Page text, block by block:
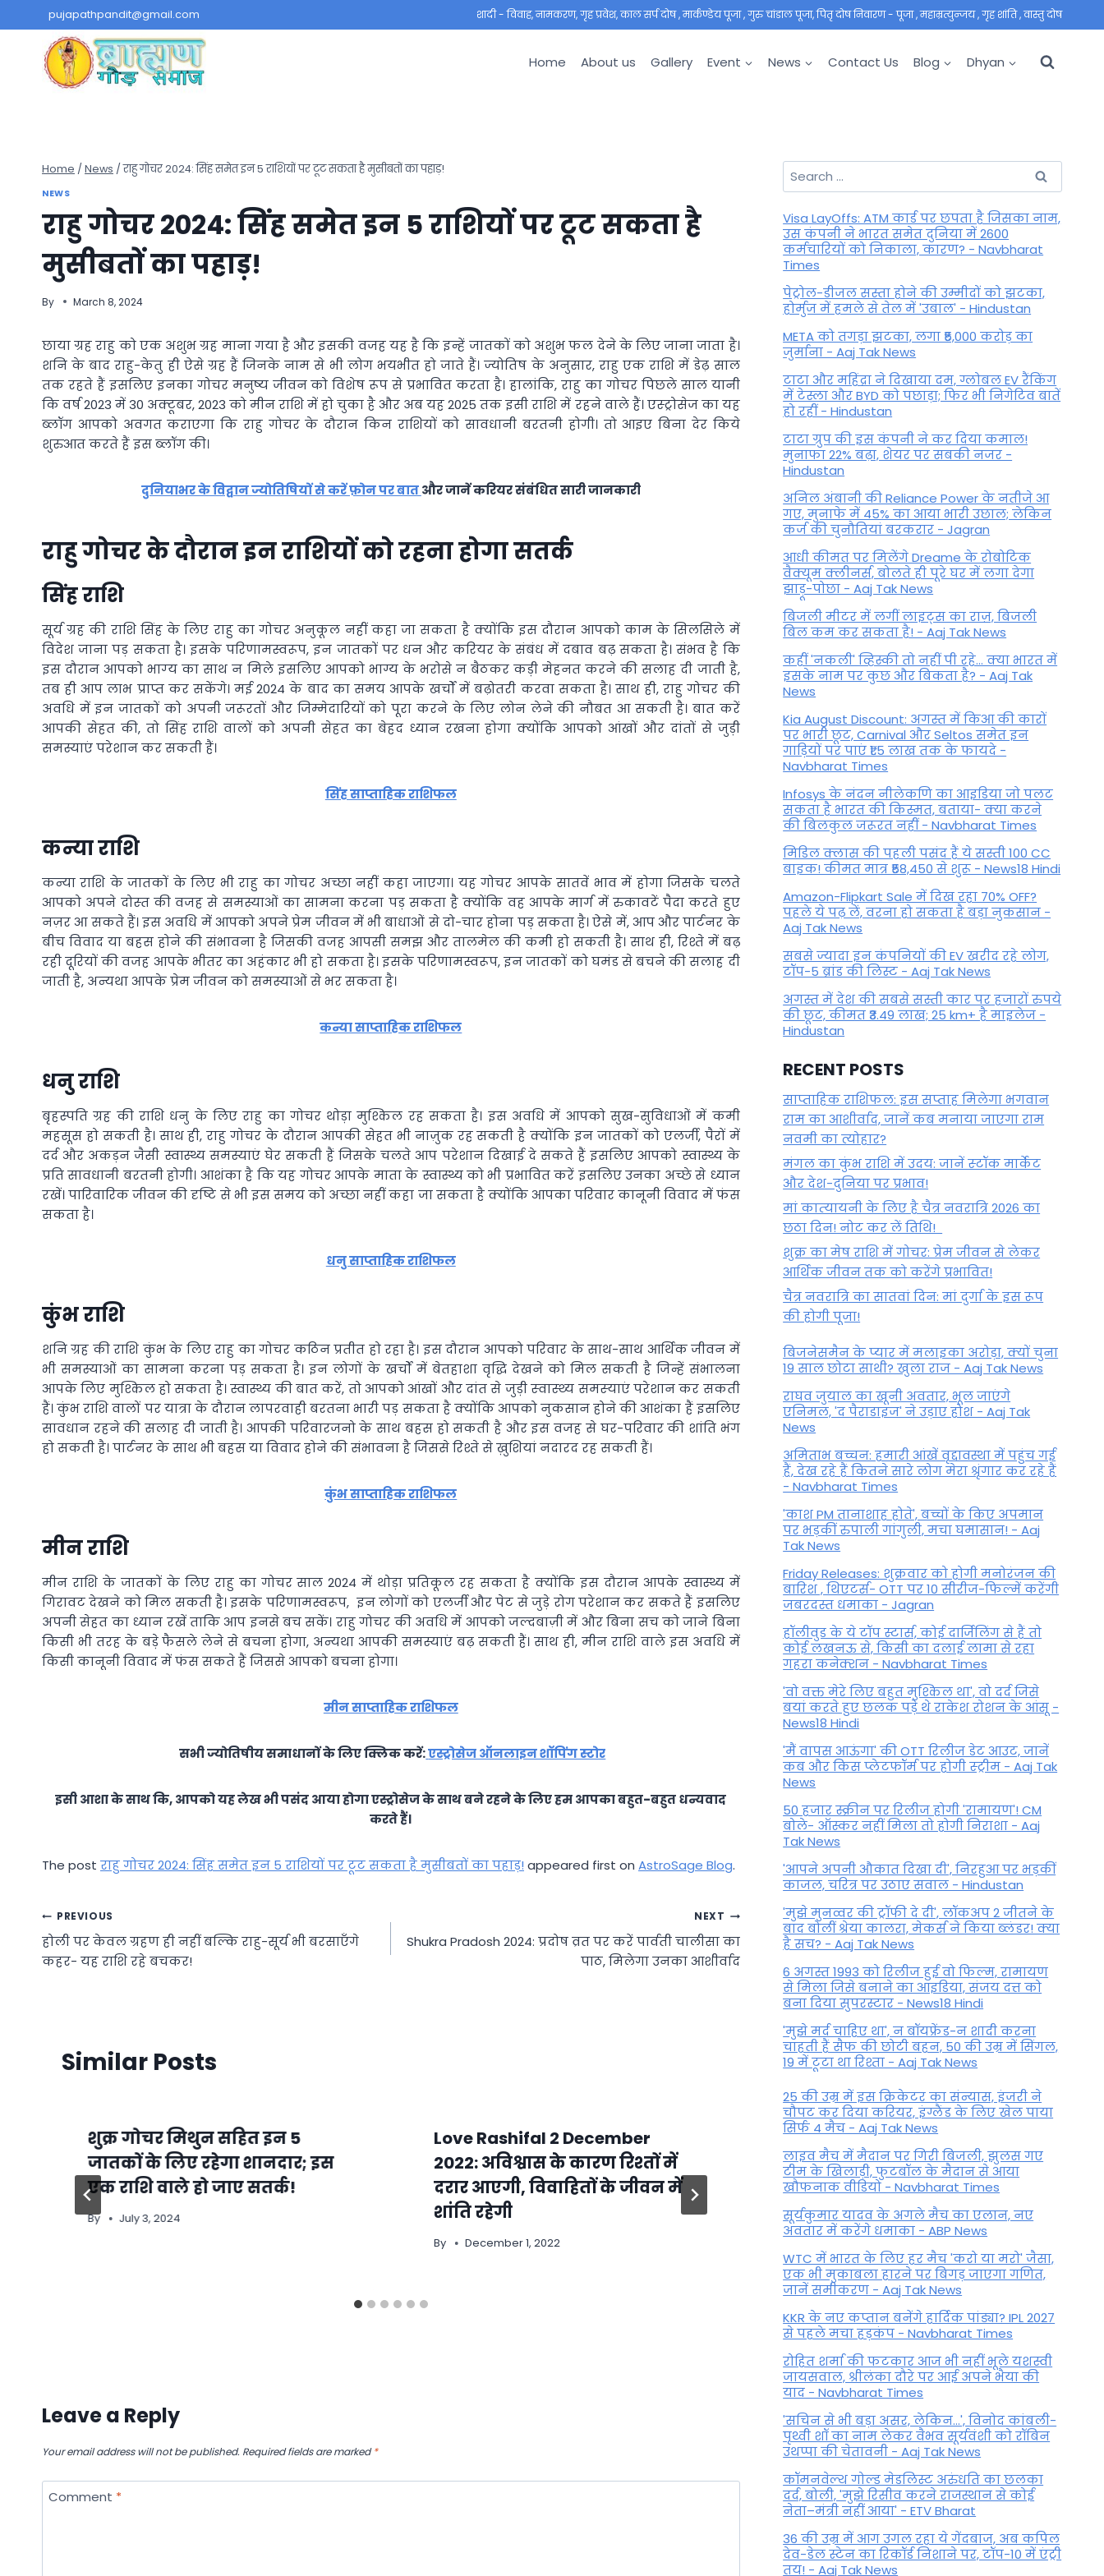
to
content
pujapathpandit@gmail.com शादी - विवाह, नामकरण, गृह प्रवेश, काल सर्प दोष , मार्कण्डेय पूजा , गुरु चांडाल पूजा, पितृ दोष निवारण - पूजा , महाम्रत्युन्जय , गृह शांति , वास्तु दोष
Home About us Gallery Event News Contact Us Blog Dhyan
Home / News / राहु गोचर 2024: सिंह समेत इन 5 राशियों पर टूट सकता है मुसीबतों का पहाड़!
NEWS
राहु गोचर 2024: सिंह समेत इन 5 राशियों पर टूट सकता है
मुसीबतों का पहाड़!
By March 8, 2024
छाया ग्रह राहु को एक अशुभ ग्रह माना गया है और इसकी वजह यह है कि इन्हें जातकों को अशुभ फल देने के लिए जाना जाता है।
शनि के बाद राहु-केतु ही ऐसे ग्रह हैं जिनके नाम से भी लोग भयभीत हो जाते हैं। ज्योतिष के अनुसार, राहु एक राशि में डेढ़ साल
तक रहते हैं इसलिए इनका गोचर मनुष्य जीवन को विशेष रूप से प्रभावित करता है। हालांकि, राहु का गोचर पिछले साल यानी
कि वर्ष 2023 में 30 अक्टूबर, 2023 को मीन राशि में हो चुका है और अब यह 2025 तक इसी राशि में रहने वाले हैं। एस्ट्रोसेज का यह
ब्लॉग आपको अवगत कराएगा कि राहु गोचर के दौरान किन राशियों को सावधानी बरतनी होगी। तो आइए बिना देर किये
शुरुआत करते हैं इस ब्लॉग की।
दुनियाभर के विद्वान ज्योतिषियों से करें फ़ोन पर बातऔर जानें करियर संबंधित सारी जानकारी
राहु गोचर के दौरान इन राशियों को रहना होगा सतर्क
सिंह राशि
सूर्य ग्रह की राशि सिंह के लिए राहु का गोचर अनुकूल नहीं कहा जा सकता है क्योंकि इस दौरान आपको काम के सिलसिले में
विदेश जाना पड़ सकता है। इसके परिणामस्वरूप, इन जातकों पर धन और करियर के संबंध में दबाव बढ़ सकता है। संभव है कि
इस दौरान आपको भाग्‍य का साथ न मिले इसलिए आपको भाग्य के भरोसे न बैठकर कड़ी मेहनत करने की सलाह दी जाती है,
तब ही आप लाभ प्राप्त कर सकेंगे। मई 2024 के बाद का समय आपके खर्चों में बढ़ोतरी करवा सकता है। साथ ही, राहु गोचर की
अवधि में इन जातकों को अपनी जरूरतों और जिम्मेदारियों को पूरा करने के लिए लोन लेने की नौबत आ सकती है। बात करें
आपकी सेहत की, तो सिंह राशि वालों को अपनी सेहत का बेहद ध्यान रखना होगा क्योंकि आपको आंखों और दांतों से जुड़ी
समस्याएं परेशान कर सकती हैं।
सिंह साप्ताहिक राशिफल
कन्या राशि
कन्या राशि के जातकों के लिए भी राहु का गोचर अच्छा नहीं कहा जाएगा। यह गोचर आपके सातवें भाव में होगा जिसके चलते
आपको अपने दोस्‍त की वजह से समस्याओं का सामना करना पड़ सकता है क्योंकि वह आपके मार्ग में रुकावटें पैदा करते हुए
नज़र आ सकते हैं। इस अवधि में आपको अपने प्रेम जीवन में भी बाधाओं से दो-चार होना पड़ सकता है। ऐसे में, आप और पार्टनर के
बीच विवाद या बहस होने की संभावना है जिसकी वजह आपसी समझ और तालमेल की कमी हो सकती है। साथ ही, रिश्ते में बढ़
रही दूरियों की वजह आपके भीतर का अहंकार भी हो सकता है। इसके परिणामस्वरूप, इन जातकों को घमंड से बचने की सलाह दी
जाती है, अन्यथा आपके प्रेम जीवन को समस्याओं से भर सकता है।
कन्या साप्ताहिक राशिफल
धनु राशि
बृहस्पति ग्रह की राशि धनु के लिए राहु का गोचर थोड़ा मुश्किल रह सकता है। इस अवधि में आपको सुख-सुविधाओं में कमी
महसूस हो सकती है। साथ ही, राहु गोचर के दौरान आपकी सेहत भी नाज़ुक रह सकती है क्योंकि इन जातकों को एलर्जी, पैरों में
दर्द और अकड़न जैसी स्वास्थ्य समस्याएं घेर सकती हैं जिसके चलते आप परेशान दिखाई दे सकते हैं इसलिए आपको स्वास्थ्य के
प्रति सावधानी बरतनी होगी। आशंका है कि यह गोचर आपके माता के स्वास्थ्य को भी प्रभावित करें इसलिए उनका अच्छे से ध्यान
रखें। पारिवारिक जीवन की दृष्टि से भी इस समय को अच्छा नहीं कहा जा सकता है क्योंकि आपका परिवार कानूनी विवाद में फंस
सकता है।
धनु साप्ताहिक राशिफल
कुंभ राशि
शनि ग्रह की राशि कुंभ के लिए राहु का गोचर कठिन प्रतीत हो रहा है। इस दौरान आपको परिवार के साथ-साथ आर्थिक जीवन में
भी समस्याओं का सामना करना पड़ सकता है। इन लोगों के खर्चों में बेतहाशा वृद्धि देखने को मिल सकती है जिन्हें संभालना
आपके लिए मुश्किल हो सकता है। स्वास्थ्य की बात करें, तो आपको आंखों और दांत से जुड़ी स्‍वास्‍थ्‍य समस्‍याएं परेशान कर सकती
हैं। कुंभ राशि वालों पर यात्रा के दौरान लापरवाही बरतना भारी पड़ सकता है क्योंकि आपको नुकसान होने की आशंका हैं इसलिए
सावधान रहने की सलाह दी जाती है। आपकी परिवारजनो के साथ बहस हो सकती है और इस वजह से घर-परिवार की शांति भंग
हो सकती है। पार्टनर के साथ भी बहस या विवाद होने की संभावना है जिससे रिश्ते से ख़ुशियां नदारद रह सकती हैं।
कुंभ साप्ताहिक राशिफल
मीन राशि
मीन राशि के जातकों के लिए राहु का गोचर साल 2024 में थोड़ा प्रतिकूल रह सकता है क्योंकि इस दौरान आपके स्वास्थ्य में
गिरावट देखने को मिल सकती है। इसके परिणामस्वरूप, इन लोगों को एलर्जी और पेट से जुड़े रोग परेशान कर सकते हैं इसलिए
अपनी सेहत का ध्यान रखें ताकि आप इनसे बच सकें। राहु गोचर की अवधि में आपको जल्दबाज़ी में और बिना सच को जाने बिना
किसी भी तरह के बड़े फैसले लेने से बचना होगा, अन्यथा आपकी समस्याएं बढ़ सकती हैं। साथ ही, मीन राशि वाले इस अवधि में
किसी कानूनी विवाद में फंस सकते हैं जिससे आपको बचना होगा।
मीन साप्ताहिक राशिफल
सभी ज्योतिषीय समाधानों के लिए क्लिक करें:एस्ट्रोसेज ऑनलाइन शॉपिंग स्टोर
इसी आशा के साथ कि, आपको यह लेख भी पसंद आया होगा एस्ट्रोसेज के साथ बने रहने के लिए हम आपका बहुत-बहुत धन्यवाद
करते हैं।
The post राहु गोचर 2024: सिंह समेत इन 5 राशियों पर टूट सकता है मुसीबतों का पहाड़! appeared first on AstroSage Blog.
Post
navigation
PREVIOUS
होली पर केवल ग्रहण ही नहीं बल्कि राहु-सूर्य भी बरसाएँगे
कहर- यह राशि रहे बचकर!
NEXT
Shukra Pradosh 2024: प्रदोष व्रत पर करें पार्वती चालीसा का
पाठ, मिलेगा उनका आशीर्वाद
Similar Posts
शुक्र गोचर मिथुन सहित इन 5
जातकों के लिए रहेगा शानदार; इस
एक राशि वाले हो जाए सतर्क!
By July 3, 2024
Love Rashifal 2 December
2022: अविश्वास के कारण रिश्तों में
दरार आएगी, विवाहितों के जीवन में
शांति रहेगी
By December 1, 2022
Aaj Ka Tula Rashifal: तनाव से
बचने की कोशिश करें, पढ़ें आज का
तुला राशिफल
By November 14, 2025
Leave a Reply
Your email address will not be published. Required fields are marked*
Comment *
Search
for:
Visa LayOffs: ATM कार्ड पर छपता है जिसका नाम,
उस कंपनी ने भारत समेत दुनिया में 2600
कर्मचारियों को निकाला, कारण? - Navbharat
Times
पेट्रोल-डीजल सस्ता होने की उम्मीदों को झटका,
होर्मुज में हमले से तेल में 'उबाल' - Hindustan
META को तगड़ा झटका, लगा ₹5,000 करोड़ का
जुर्माना - Aaj Tak News
टाटा और महिंद्रा ने दिखाया दम, ग्लोबल EV रैंकिंग
में टेस्ला और BYD को पछाड़ा; फिर भी निगेटिव बातें
हो रहीं - Hindustan
टाटा ग्रुप की इस कंपनी ने कर दिया कमाल!
मुनाफा 22% बढ़ा, शेयर पर सबकी नजर -
Hindustan
अनिल अंबानी की Reliance Power के नतीजे आ
गए, मुनाफे में 45% का आया भारी उछाल; लेकिन
कर्ज की चुनौतियां बरकरार - Jagran
आधी कीमत पर मिलेंगे Dreame के रोबोटिक
वैक्यूम क्लीनर्स, बोलते ही पूरे घर में लगा देगा
झाड़ू-पोछा - Aaj Tak News
बिजली मीटर में लगीं लाइट्स का राज़, बिजली
बिल कम कर सकता है! - Aaj Tak News
कहीं 'नकली' व्हिस्की तो नहीं पी रहे... क्या भारत में
इसके नाम पर कुछ और बिकता है? - Aaj Tak
News
Kia August Discount: अगस्त में किआ की कारों
पर भारी छूट, Carnival और Seltos समेत इन
गाड़ियों पर पाएं ₹1.5 लाख तक के फायदे -
Navbharat Times
Infosys के नंदन नीलेकणि का आइडिया जो पलट
सकता है भारत की किस्मत, बताया- क्या करने
की बिलकुल जरूरत नहीं - Navbharat Times
मिडिल क्लास की पहली पसंद हैं ये सस्ती 100 CC
बाइक! कीमत मात्र ₹58,450 से शुरू - News18 Hindi
Amazon-Flipkart Sale में दिख रहा 70% OFF?
पहले ये पढ़ लें, वरना हो सकता है बड़ा नुकसान -
Aaj Tak News
सबसे ज्यादा इन कंपनियों की EV खरीद रहे लोग,
टॉप-5 ब्रांड की लिस्ट - Aaj Tak News
अगस्त में देश की सबसे सस्ती कार पर हजारों रुपये
की छूट, कीमत ₹3.49 लाख; 25 km+ है माइलेज -
Hindustan
RECENT POSTS
साप्ताहिक राशिफल: इस सप्ताह मिलेगा भगवान
राम का आशीर्वाद, जानें कब मनाया जाएगा राम
नवमी का त्योहार?
मंगल का कुंभ राशि में उदय: जानें स्‍टॉक मार्केट
और देश-दुनिया पर प्रभाव!
मां कात्‍यायनी के लिए है चैत्र नवरात्रि 2026 का
छठा दिन! नोट कर लें तिथि!
शुक्र का मेष राशि में गोचर: प्रेम जीवन से लेकर
आर्थिक जीवन तक को करेंगे प्रभावित!
चैत्र नवरात्रि का सातवां दिन: मां दुर्गा के इस रूप
की होगी पूजा!
बिजनेसमैन के प्यार में मलाइका अरोड़ा, क्यों चुना
19 साल छोटा साथी? खुला राज - Aaj Tak News
राघव जुयाल का खूनी अवतार, भूल जाएंगे
एनिमल, 'द पैराडाइज' ने उड़ाए होश - Aaj Tak
News
अमिताभ बच्चन: हमारी आंखें वृद्दावस्था में पहुंच गई
हैं, देख रहे हैं कितने सारे लोग मेरा श्रृंगार कर रहे हैं
- Navbharat Times
'काश PM तानाशाह होते', बच्चों के किए अपमान
पर भड़कीं रुपाली गांगुली, मचा घमासान! - Aaj
Tak News
Friday Releases: शुक्रवार को होगी मनोरंजन की
बारिश , थिएटर्स- OTT पर 10 सीरीज-फिल्में करेंगी
जबरदस्त धमाका - Jagran
हॉलीवुड के ये टॉप स्टार्स, कोई दार्जिलिंग से हैं तो
कोई लखनऊ से, किसी का दलाई लामा से रहा
गहरा कनेक्शन - Navbharat Times
'वो वक्त मेरे लिए बहुत मुश्किल था', वो दर्द जिसे
बयां करते हुए छलक पड़े थे राकेश रोशन के आंसू -
News18 Hindi
'मैं वापस आऊंगा' की OTT रिलीज डेट आउट, जानें
कब और किस प्लेटफॉर्म पर होगी स्ट्रीम - Aaj Tak
News
50 हजार स्क्रीन पर रिलीज होगी 'रामायण'! CM
बोले- ऑस्कर नहीं मिला तो होगी निराशा - Aaj
Tak News
'आपने अपनी औकात दिखा दी', निरहुआ पर भड़कीं
काजल, चरित्र पर उठाए सवाल - Hindustan
'मुझे मुनव्वर की ट्रॉफी दे दी', लॉकअप 2 जीतने के
बाद बोलीं श्रेया कालरा, मेकर्स ने किया ब्लंडर! क्या
है सच? - Aaj Tak News
6 अगस्त 1993 को रिलीज हुई वो फिल्म, रामायण
से मिला जिसे बनाने का आइडिया, संजय दत्त को
बना दिया सुपरस्टार - News18 Hindi
'मुझे मर्द चाहिए था', न बॉयफ्रेंड-न शादी करना
चाहती हैं सैफ की छोटी बहन, 50 की उम्र में सिंगल,
19 में टूटा था रिश्ता - Aaj Tak News
25 की उम्र में इस क्रिकेटर का संन्यास, इंजरी ने
चौपट कर दिया करियर, इंग्लैंड के लिए खेल पाया
सिर्फ 4 मैच - Aaj Tak News
लाइव मैच में मैदान पर गिरी बिजली, झुलस गए
टीम के खिलाड़ी, फुटबॉल के मैदान से आया
खौफनाक वीडियो - Navbharat Times
सूर्यकुमार यादव के अगले मैच का एलान, नए
अवतार में करेंगे धमाका - ABP News
WTC में भारत के लिए हर मैच 'करो या मरो' जैसा,
एक भी मुकाबला हारने पर बिगड़ जाएगा गण‍ित,
जानें समीकरण - Aaj Tak News
KKR के नए कप्तान बनेंगे हार्दिक पांड्या? IPL 2027
से पहले मचा हड़कंप - Navbharat Times
रोहित शर्मा की फटकार आज भी नहीं भूले यशस्वी
जायसवाल, श्रीलंका दौरे पर आई अपने भैया की
याद - Navbharat Times
'सचिन से भी बड़ा असर, लेकिन...', व‍िनोद कांबली-
पृथ्वी शॉ का नाम लेकर वैभव सूर्यवंशी को रॉबिन
उथप्पा की चेतावनी - Aaj Tak News
कॉमनवेल्थ गोल्ड मे​डलिस्ट अरुंधति का छलका
दर्द, बोली, 'मुझे रिसीव करने राजस्थान से कोई
नेता–मंत्री नहीं आया' - ETV Bharat
36 की उम्र में आग उगल रहा ये गेंदबाज, अब कपिल
देव-डेल स्टेन का रिकॉर्ड निशाने पर, टॉप-10 में एंट्री
तय! - Aaj Tak News